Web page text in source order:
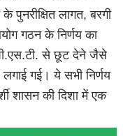
पुनरीक्षित लागत, बरगी
गठन के निर्णय का
से छूट देने जैसे
लगाई गई। ये सभी निर्णय
शासन की दिशा में एक